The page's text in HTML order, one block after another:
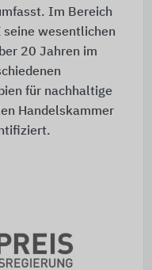
Im Bereich
seine wesentlichen
20 Jahren im
für nachhaltige
Handelskammer